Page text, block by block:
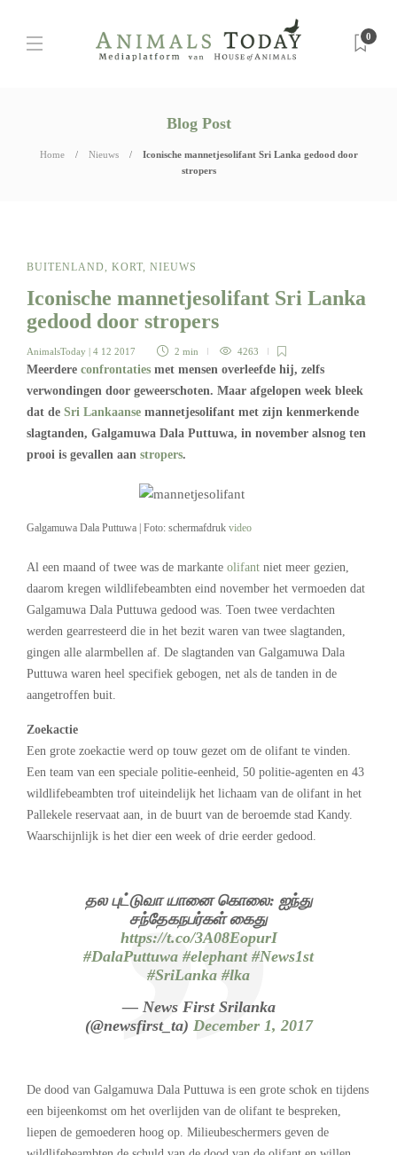
0
Blog Post
Home Nieuws
Iconische mannetjesolifant Sri Lanka gedood door
stropers
BUITENLAND, KORT, NIEUWS
Iconische mannetjesolifant Sri Lanka
gedood door stropers
AnimalsToday | 4 12 2017 2 min 4263
Meerdere confrontaties met mensen overleefde hij, zelfs
verwondingen door geweerschoten. Maar afgelopen week bleek
dat de Sri Lankaanse mannetjesolifant met zijn kenmerkende
slagtanden, Galgamuwa Dala Puttuwa, in november alsnog ten
prooi is gevallen aan stropers.
Galgamuwa Dala Puttuwa | Foto: schermafdruk video
Al een maand of twee was de markante olifant niet meer gezien,
daarom kregen wildlifebeambten eind november het vermoeden dat
Galgamuwa Dala Puttuwa gedood was. Toen twee verdachten
werden gearresteerd die in het bezit waren van twee slagtanden,
gingen alle alarmbellen af. De slagtanden van Galgamuwa Dala
Puttuwa waren heel specifiek gebogen, net als de tanden in de
aangetroffen buit.
Zoekactie
Een grote zoekactie werd op touw gezet om de olifant te vinden.
Een team van een speciale politie-eenheid, 50 politie-agenten en 43
wildlifebeambten trof uiteindelijk het lichaam van de olifant in het
Pallekele reservaat aan, in de buurt van de beroemde stad Kandy.
Waarschijnlijk is het dier een week of drie eerder gedood.
தல புட்டுவா யானை கொலை: ஐந்து
சந்தேகநபர்கள் கைது
https://t.co/3A08EopurI
#DalaPuttuwa #elephant #News1st
#SriLanka #lka
— News First Srilanka
(@newsfirst_ta) December 1, 2017
De dood van Galgamuwa Dala Puttuwa is een grote schok en tijdens
een bijeenkomst om het overlijden van de olifant te bespreken,
liepen de gemoederen hoog op. Milieubeschermers geven de